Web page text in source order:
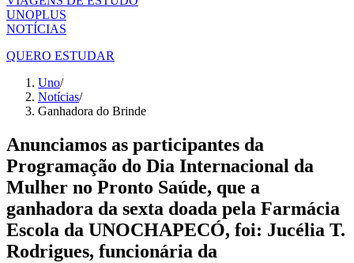
UNOPLUS
NOTÍCIAS
QUERO ESTUDAR
Uno/
Notícias/
Ganhadora do Brinde
Anunciamos as participantes da
Programação do Dia Internacional da
Mulher no Pronto Saúde, que a
ganhadora da sexta doada pela Farmácia
Escola da UNOCHAPECÓ, foi: Jucélia T.
Rodrigues, funcionária da